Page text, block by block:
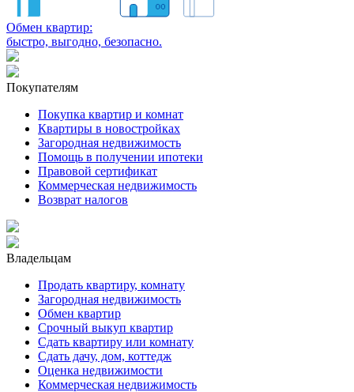
Обмен квартир:
быстро, выгодно, безопасно.
Покупателям
Покупка квартир и комнат
Квартиры в новостройках
Загородная недвижимость
Помощь в получении ипотеки
Правовой сертификат
Коммерческая недвижимость
Возврат налогов
Владельцам
Продать квартиру, комнату
Загородная недвижимость
Обмен квартир
Срочный выкуп квартир
Сдать квартиру или комнату
Сдать дачу, дом, коттедж
Оценка недвижимости
Коммерческая недвижимость